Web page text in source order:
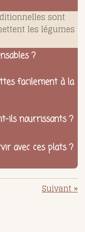
sont
les légumes
?
facilement à la
ils nourrissants ?
avec ces plats ?
Suivant»